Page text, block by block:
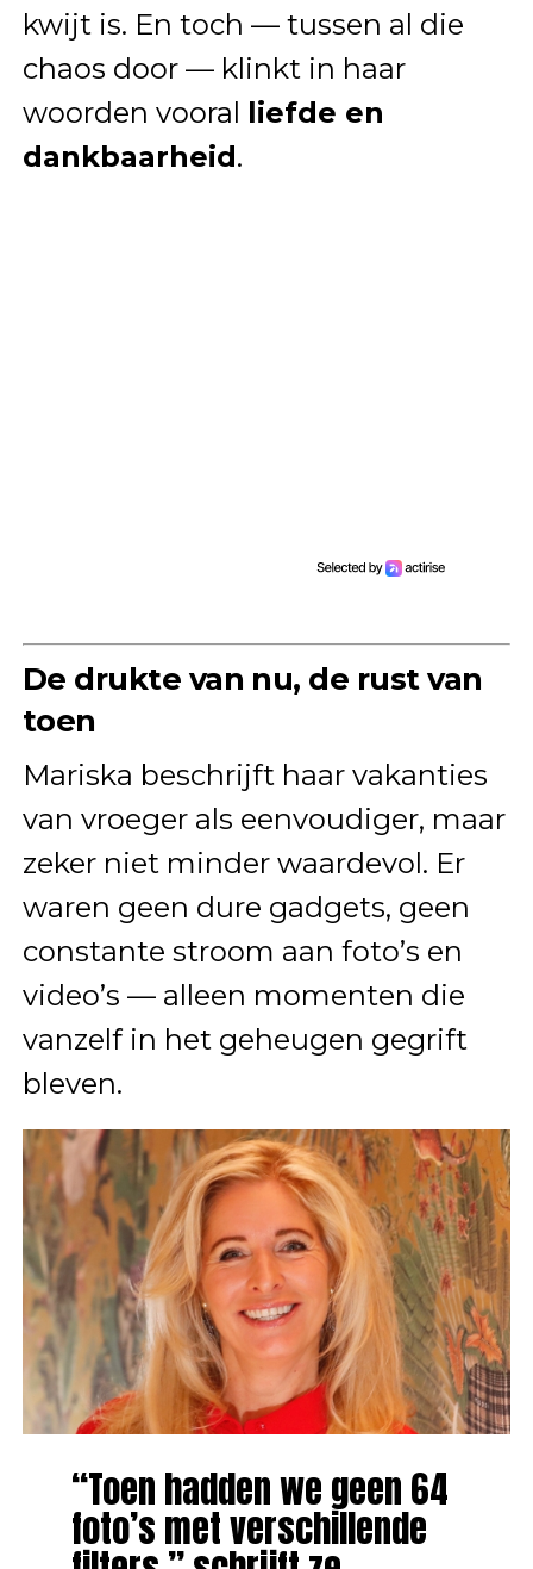
kwijt is. En toch — tussen al die
chaos door — klinkt in haar
woorden vooral liefde en
dankbaarheid.
De drukte van nu, de rust van
toen
Mariska beschrijft haar vakanties
van vroeger als eenvoudiger, maar
zeker niet minder waardevol. Er
waren geen dure gadgets, geen
constante stroom aan foto’s en
video’s — alleen momenten die
vanzelf in het geheugen gegrift
bleven.
“Toen hadden we geen 64
foto’s met verschillende